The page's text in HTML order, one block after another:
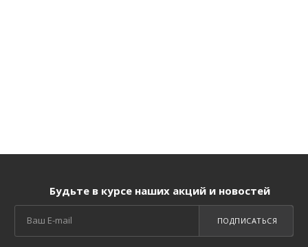
Будьте в курсе наших акций и новостей
ПОДПИСАТЬСЯ